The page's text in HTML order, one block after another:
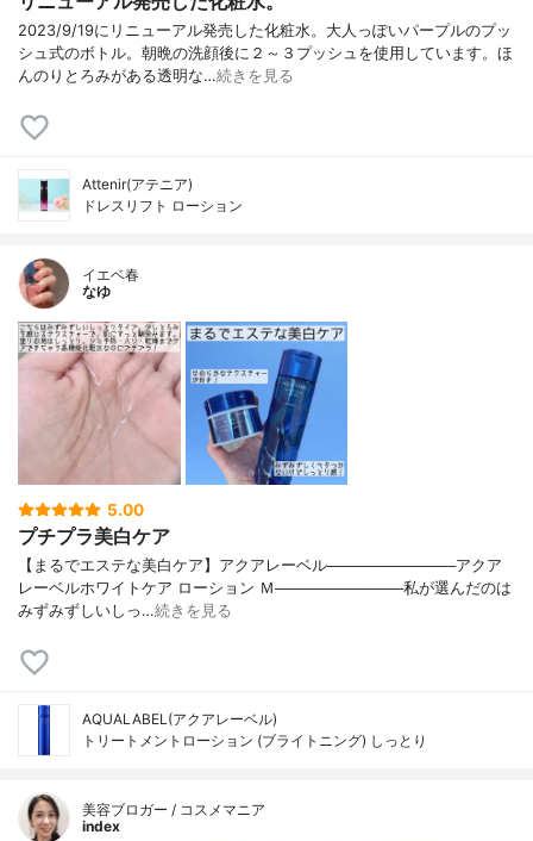
2023/9/19にリニューアル発売した化粧水。大人っぽいパープルのプッ
シュ式のボトル。朝晩の洗顔後に２～３プッシュを使用しています。ほ
んのりとろみがある透明な…続きを見る
Attenir(アテニア)
ドレスリフト ローション
イエベ春
なゆ
5.00
プチプラ美白ケア
【まるでエステな美白ケア】アクアレーベル────────────アクア
レーベルホワイトケア ローション Ｍ────────────私が選んだのは
みずみずしいしっ…続きを見る
AQUALABEL(アクアレーベル)
トリートメントローション (ブライトニング) しっとり
美容ブロガー / コスメマニア
index